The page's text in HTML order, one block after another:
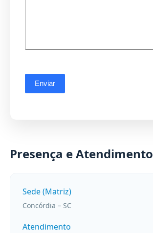
Presença e Atendimento
Sede (Matriz)
Concórdia – SC
Atendimento